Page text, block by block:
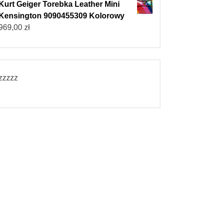
Kurt Geiger Torebka Leather Mini
Kensington 9090455309 Kolorowy
zł